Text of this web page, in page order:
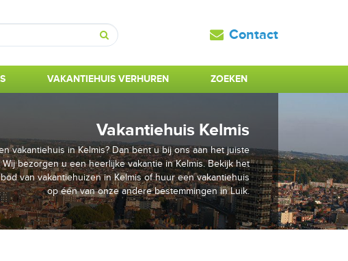
Zoeken
Contact
VAKANTIEHUIS VERHUREN ZOEKEN
Vakantiehuis Kelmis
vakantiehuis in Kelmis? Dan bent u bij ons aan het juiste
Wij bezorgen u een heerlijke vakantie in Kelmis. Bekijk het
van vakantiehuizen in Kelmis of huur een vakantiehuis
op één van onze andere bestemmingen in Luik.